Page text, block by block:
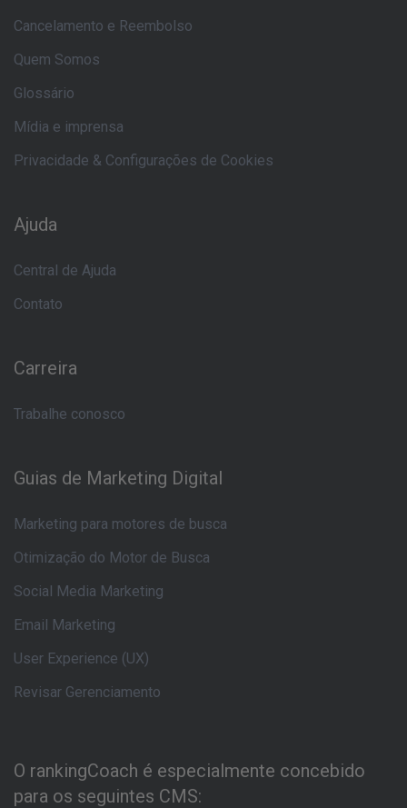
Cancelamento e Reembolso
Quem Somos
Glossário
Mídia e imprensa
Privacidade & Configurações de Cookies
Ajuda
Central de Ajuda
Contato
Carreira
Trabalhe conosco
Guias de Marketing Digital
Marketing para motores de busca
Otimização do Motor de Busca
Social Media Marketing
Email Marketing
User Experience (UX)
Revisar Gerenciamento
O rankingCoach é especialmente concebido
para os seguintes CMS: